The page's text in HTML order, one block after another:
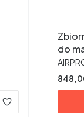
do
Cena